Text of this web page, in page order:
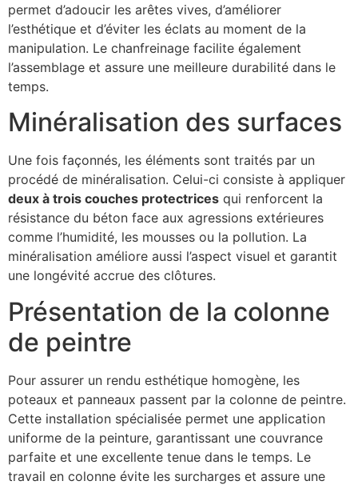
permet d’adoucir les arêtes vives, d’améliorer
l’esthétique et d’éviter les éclats au moment de la
manipulation. Le chanfreinage facilite également
l’assemblage et assure une meilleure durabilité dans le
temps.
Minéralisation des surfaces
Une fois façonnés, les éléments sont traités par un
procédé de minéralisation. Celui-ci consiste à appliquer
deux à trois couches protectrices qui renforcent la
résistance du béton face aux agressions extérieures
comme l’humidité, les mousses ou la pollution. La
minéralisation améliore aussi l’aspect visuel et garantit
une longévité accrue des clôtures.
Présentation de la colonne
de peintre
Pour assurer un rendu esthétique homogène, les
poteaux et panneaux passent par la colonne de peintre.
Cette installation spécialisée permet une application
uniforme de la peinture, garantissant une couvrance
parfaite et une excellente tenue dans le temps. Le
travail en colonne évite les surcharges et assure une